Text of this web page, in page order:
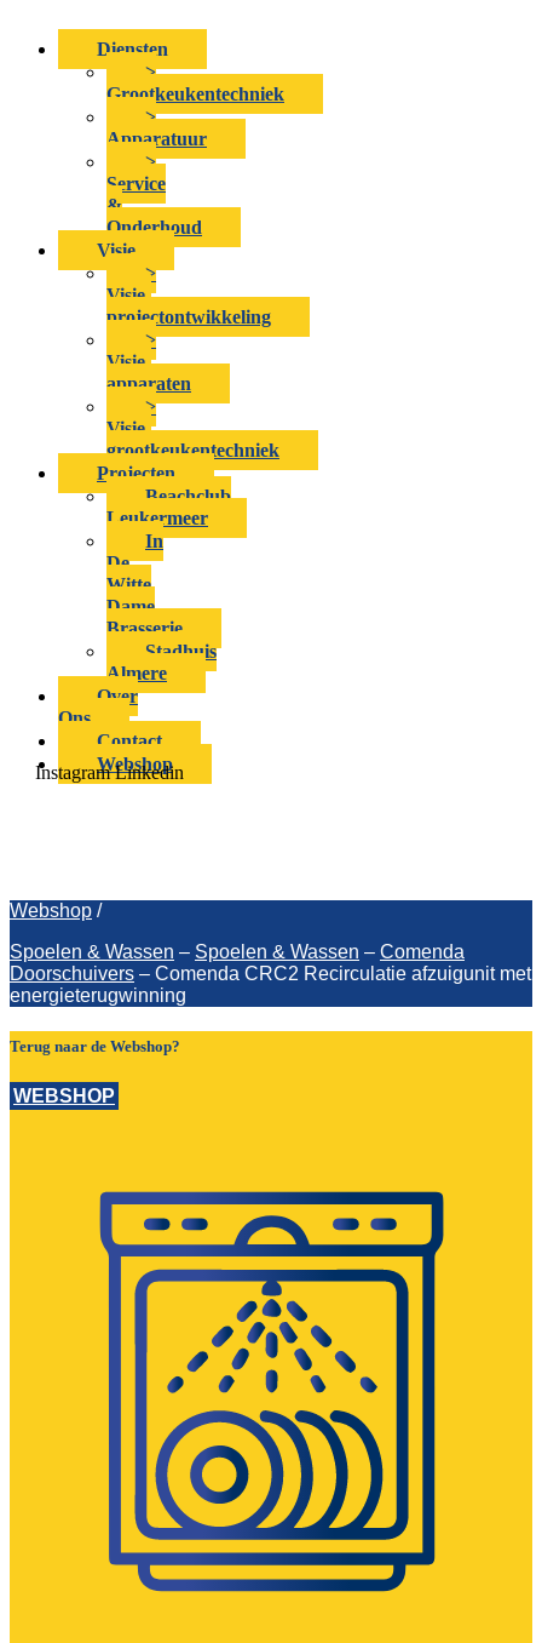
Diensten
>
Grootkeukentechniek
>
Apparatuur
>
Service
&
Onderhoud
Visie
>
Visie-
projectontwikkeling
>
Visie-
apparaten
>
Visie-
grootkeukentechniek
Projecten
Beachclub
Leukermeer
In
De
Witte
Dame
Brasserie
Stadhuis
Almere
Over
Ons
Contact
Webshop
Instagram Linkedin
Webshop /
Spoelen & Wassen – Spoelen & Wassen – Comenda
Doorschuivers – Comenda CRC2 Recirculatie afzuigunit met
energieterugwinning
Terug naar de Webshop?
WEBSHOP